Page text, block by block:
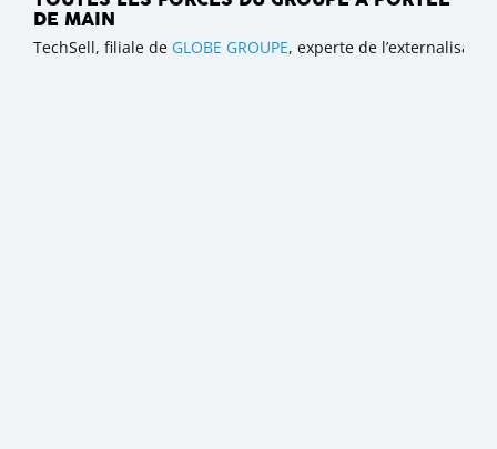
DE MAIN
TechSell, filiale de GLOBE GROUPE, experte de